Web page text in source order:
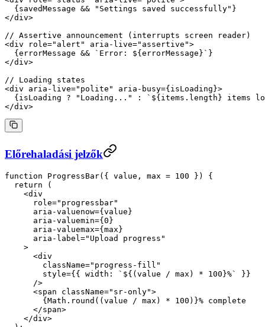
  {savedMessage
&& "Settings saved successfully" }
</div>
// Assertive announcement (interrupts screen reader)
<div role="alert" aria-live="assertive">
  {errorMessage
&& `Error: ${ errorMessage }` }
</div>
// Loading states
<div aria-live="polite" aria-busy={isLoading}>
  {isLoading
? "Loading..." : `${ items . length } items
</div>
Előrehaladási jelzők
function ProgressBar({ value , max = 100 }) {
  return
(
    <
div
      role
="progressbar"
      aria-valuenow
={value}
      aria-valuemin
={ 0 }
      aria-valuemax
={max}
      aria-label
="Upload progress"
    >
      <
div
        className
="progress-fill"
        style
={{ width: `${ ( value / max ) * 100 }%`
}}
      />
      <
span className="sr-only">
        {Math.
round ((value / max) * 100 )}% complete
      </
span>
    </
div>